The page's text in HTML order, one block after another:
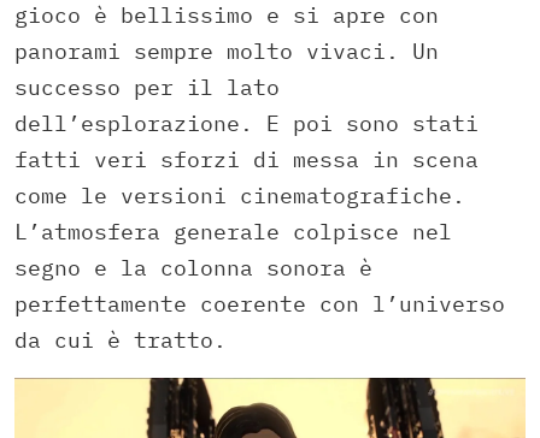
gioco è bellissimo e si apre con
panorami sempre molto vivaci. Un
successo per il lato
dell’esplorazione. E poi sono stati
fatti veri sforzi di messa in scena
come le versioni cinematografiche.
L’atmosfera generale colpisce nel
segno e la colonna sonora è
perfettamente coerente con l’universo
da cui è tratto.